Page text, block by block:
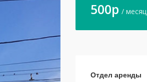
500p / месяц
Отдел аренды